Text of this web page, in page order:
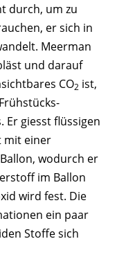
durch, um zu
er sich in
Meerman
und darauf
CO2 ist,
Er giesst flüssigen
mit einer
wodurch er
im Ballon
wird fest. Die
ein paar
Stoffe sich